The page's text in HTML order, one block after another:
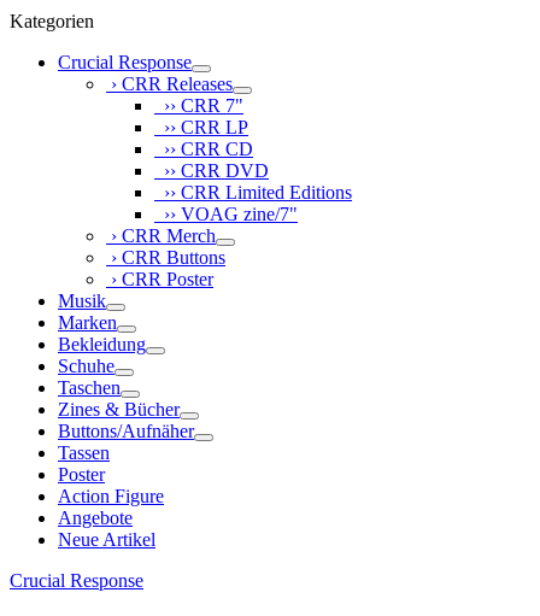
Kategorien
Crucial Response
› CRR Releases
›› CRR 7"
›› CRR LP
›› CRR CD
›› CRR DVD
›› CRR Limited Editions
›› VOAG zine/7"
› CRR Merch
› CRR Buttons
› CRR Poster
Musik
Marken
Bekleidung
Schuhe
Taschen
Zines & Bücher
Buttons/Aufnäher
Tassen
Poster
Action Figure
Angebote
Neue Artikel
Crucial Response